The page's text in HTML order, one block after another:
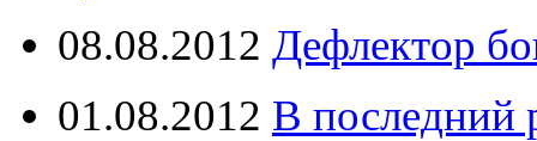
08.08.2012 Дефлектор
01.08.2012 В последний